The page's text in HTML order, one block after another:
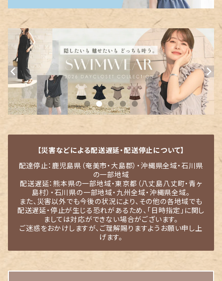
【災害などによる配送遅延・配送停止について】
配達停止：鹿児島県（奄美市・大島郡）・沖縄県全域・石川県
の一部地域
配送遅延：熊本県の一部地域・東京都（八丈島八丈町・青ヶ
島村）・石川県の一部地域・九州全域・沖縄県全域。
また、災害以外でも今後の状況により、その他の各地域でも
配送遅延・停止が生じる恐れがあるため、「日時指定」に関し
ましては対応ができない場合がございます。
ご迷惑をおかけしますが、ご理解賜りますようお願い申し上
げます。